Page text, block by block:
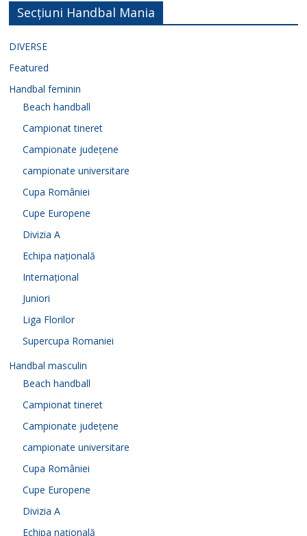
Secțiuni Handbal Mania
DIVERSE
Featured
Handbal feminin
Beach handball
Campionat tineret
Campionate județene
campionate universitare
Cupa României
Cupe Europene
Divizia A
Echipa națională
Internațional
Juniori
Liga Florilor
Supercupa Romaniei
Handbal masculin
Beach handball
Campionat tineret
Campionate județene
campionate universitare
Cupa României
Cupe Europene
Divizia A
Echipa națională